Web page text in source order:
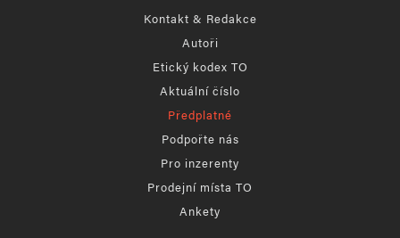
Kontakt & Redakce
Autoři
Etický kodex TO
Aktuální číslo
Předplatné
Podpořte nás
Pro inzerenty
Prodejní místa TO
Ankety